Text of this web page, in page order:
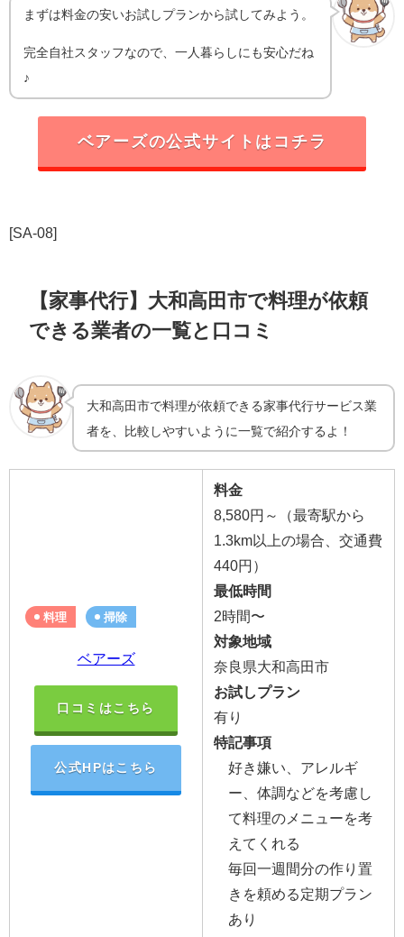
まずは料金の安いお試しプランから試してみよう。
完全自社スタッフなので、一人暮らしにも安心だね
♪
ベアーズの公式サイトはコチラ
[SA-08]
【家事代行】大和高田市で料理が依頼
できる業者の一覧と口コミ
大和高田市で料理が依頼できる家事代行サービス業
者を、比較しやすいように一覧で紹介するよ！
料理 掃除
ベアーズ
口コミはこちら
公式HPはこちら
料金
8,580円～（最寄駅から
1.3km以上の場合、交通費
440円）
最低時間
2時間〜
対象地域
奈良県大和高田市
お試しプラン
有り
特記事項
好き嫌い、アレルギ
ー、体調などを考慮し
て料理のメニューを考
えてくれる
毎回一週間分の作り置
きを頼める定期プラン
あり